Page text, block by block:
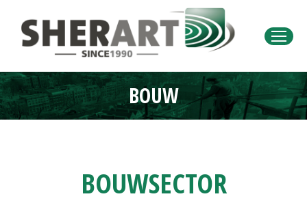
BOUW
Je bent hier:
BOUWSECTOR